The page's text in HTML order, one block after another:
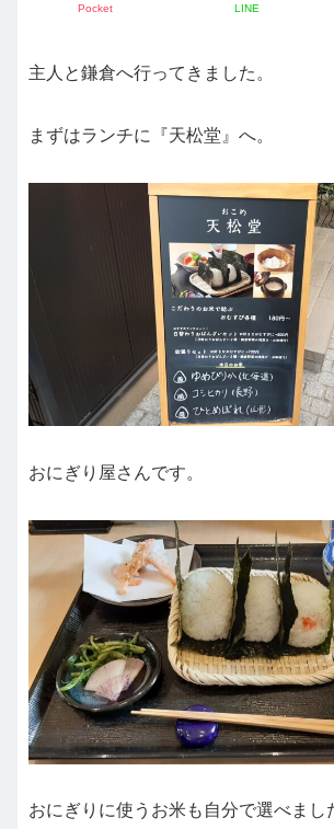
Pocket LINE
主人と鎌倉へ行ってきました。
まずはランチに『天松堂』へ。
おにぎり屋さんです。
おにぎりに使うお米も自分で選べまし